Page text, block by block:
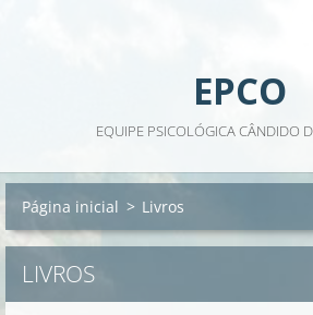
EPCO
EQUIPE PSICOLÓGICA CÂNDIDO
Página inicial > Livros
LIVROS